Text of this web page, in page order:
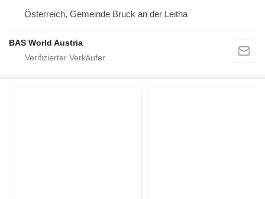
Österreich, Gemeinde Bruck an der Leitha
BAS World Austria